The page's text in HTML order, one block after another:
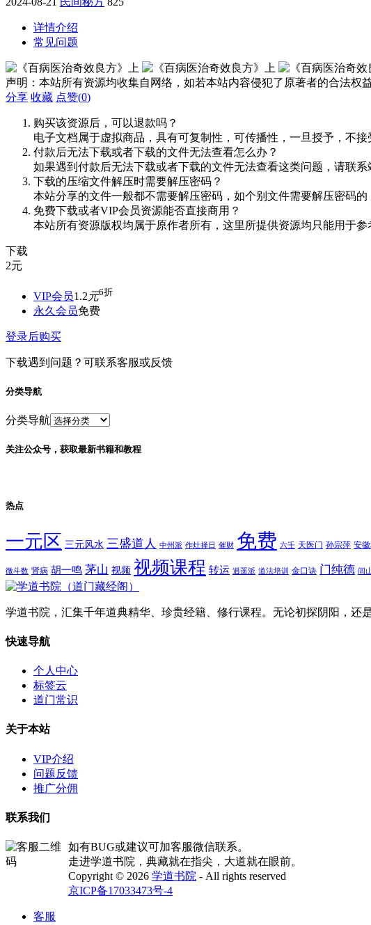
详情介绍
常见问题
声明：本站所有资源均收集自网络，如若本站内容侵犯了原著者的合法权
分享 收藏 点赞(0)
购买该资源后，可以退款吗？
电子文档属于虚拟商品，具有可复制性，可传播性，一旦授予，不
付款后无法下载或者下载的文件无法查看怎么办？
如果遇到付款后无法下载或者下载的文件无法查看这类问题，请联系
下载的压缩文件解压时需要解压密码？
本站分享的文件一般都不需要解压密码，如个别文件需要解压密码
免费下载或者VIP会员资源能否直接商用？
本站所有资源版权均属于原作者所有，这里所提供资源均只能用于
下载
2元
VIP会员1.2 元6折
永久会员免费
登录后购买
下载遇到问题？可联系客服或反馈
分类导航
分类导航
关注公众号，获取最新书籍和教程
热点
一元区 三元风水 三盛道人 中州派 作灶择日 催财 免费 六壬 天医门 孙宗萍 安
微斗数 肾病 胡一鸣 茅山 视频 视频课程 转运 逍遥派 道法培训 金口诀 门纯德 闾
学道书院，汇集千年道典精华、珍贵经籍、修行课程。无论初探阴阳，还
快速导航
个人中心
标签云
道门常识
关于本站
VIP介绍
问题反馈
推广分佣
联系我们
如有BUG或建议可加客服微信联系。
走进学道书院，典藏就在指尖，大道就在眼前。
Copyright © 2026 学道书院 - All rights reserved
京ICP备17033473号-4
客服